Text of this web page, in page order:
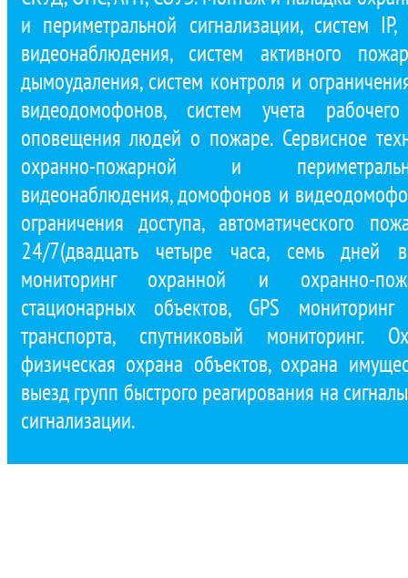
и периметральной сигнализации, систем
видеонаблюдения, систем активного
дымоудаления, систем контроля и
видеодомофонов, систем учета
оповещения людей о пожаре. Сервисное
охранно-пожарной и
видеонаблюдения, домофонов и
ограничения доступа, автоматического
24/7(двадцать четыре часа, семь дней
мониторинг охранной и охранно-
стационарных объектов, GPS
транспорта, спутниковый мониторинг.
физическая охрана объектов, охрана
выезд групп быстрого реагирования на
сигнализации.